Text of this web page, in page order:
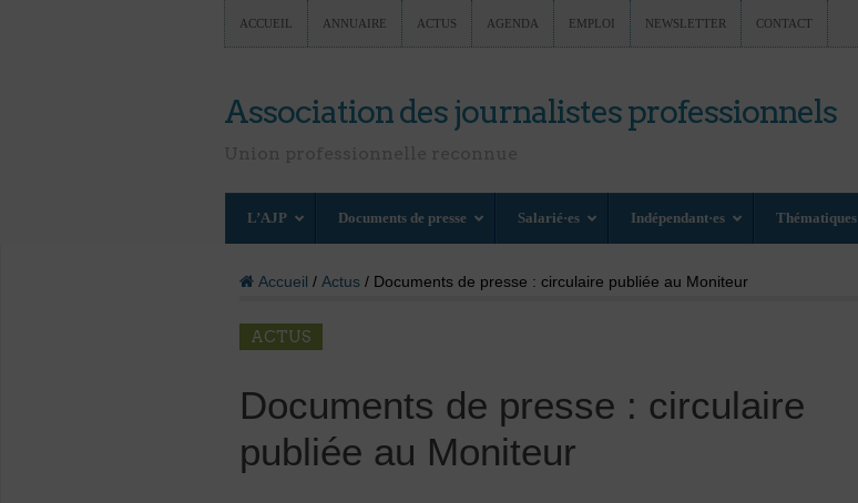
ACCUEIL ANNUAIRE ACTUS AGENDA EMPLOI NEWSLETTER CONTACT
Association des journalistes professionnels
L’AJP Documents de presse Salarié·es Indépendant·es Thématiques
Accueil / Actus/ Documents de presse : circulaire publiée au Moniteur
ACTUS
Documents de presse : circulaire
publiée au Moniteur